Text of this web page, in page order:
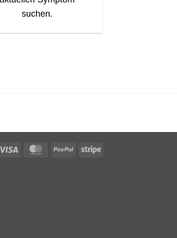
suchen.
Visa MasterCardPayPal